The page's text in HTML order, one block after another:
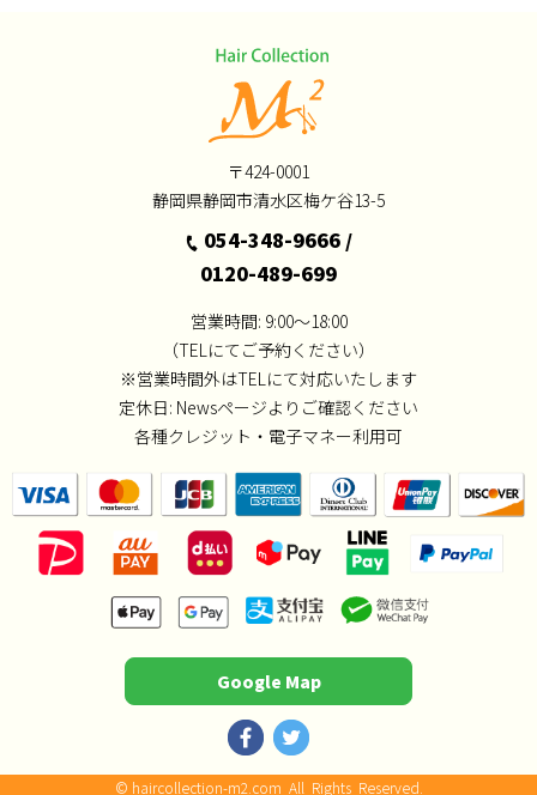
〒424-0001
静岡県静岡市清水区梅ケ谷13-5
054-348-9666/
0120-489-699
営業時間: 9:00～18:00
（TELにてご予約ください）
※営業時間外はTELにて対応いたします
定休日: Newsページよりご確認ください
各種クレジット・電子マネー利用可
Google Map
© haircollection-m2.com All Rights Reserved.